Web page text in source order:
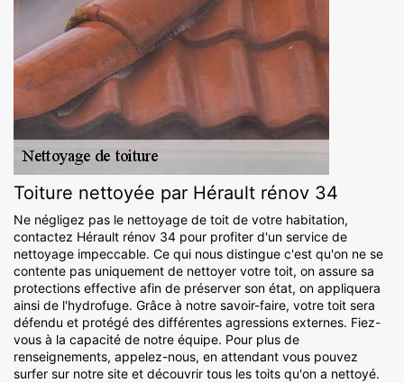
Toiture nettoyée par Hérault rénov 34
Ne négligez pas le nettoyage de toit de votre habitation,
contactez Hérault rénov 34 pour profiter d'un service de
nettoyage impeccable. Ce qui nous distingue c'est qu'on ne se
contente pas uniquement de nettoyer votre toit, on assure sa
protections effective afin de préserver son état, on appliquera
ainsi de l'hydrofuge. Grâce à notre savoir-faire, votre toit sera
défendu et protégé des différentes agressions externes. Fiez-
vous à la capacité de notre équipe. Pour plus de
renseignements, appelez-nous, en attendant vous pouvez
surfer sur notre site et découvrir tous les toits qu'on a nettoyé.